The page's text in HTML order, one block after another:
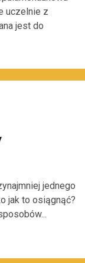
uczelnie z
jest do
jednego
jak to osiągnąć?